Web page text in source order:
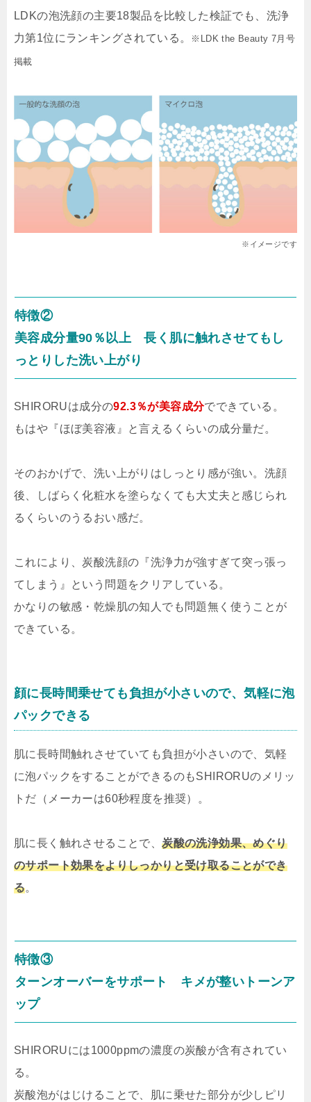
LDKの泡洗顔の主要18製品を比較した検証でも、洗浄
力第1位にランキングされている。
※LDK the Beauty 7月号
掲載
※イメージです
特徴②
美容成分量90％以上 長く肌に触れさせてもし
っとりした洗い上がり
SHIRORUは成分の92.3％が美容成分でできている。
もはや『ほぼ美容液』と言えるくらいの成分量だ。
そのおかげで、洗い上がりはしっとり感が強い。洗顔
後、しばらく化粧水を塗らなくても大丈夫と感じられ
るくらいのうるおい感だ。
これにより、炭酸洗顔の『洗浄力が強すぎて突っ張っ
てしまう』という問題をクリアしている。
かなりの敏感・乾燥肌の知人でも問題無く使うことが
できている。
顔に長時間乗せても負担が小さいので、気軽に泡
パックできる
肌に長時間触れさせていても負担が小さいので、気軽
に泡パックをすることができるのもSHIRORUのメリッ
トだ（メーカーは60秒程度を推奨）。
肌に長く触れさせることで、炭酸の洗浄効果、めぐり
のサポート効果をよりしっかりと受け取ることができ
る。
特徴③
ターンオーバーをサポート キメが整いトーンア
ップ
SHIRORUには1000ppmの濃度の炭酸が含有されてい
る。
炭酸泡がはじけることで、肌に乗せた部分が少しピリ